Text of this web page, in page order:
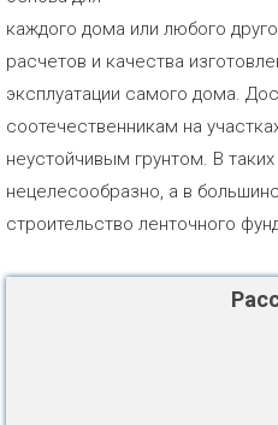
каждого дома или любого
расчетов и качества
эксплуатации самого дома.
соотечественникам на
неустойчивым грунтом. В
нецелесообразно, а в
строительство ленточного